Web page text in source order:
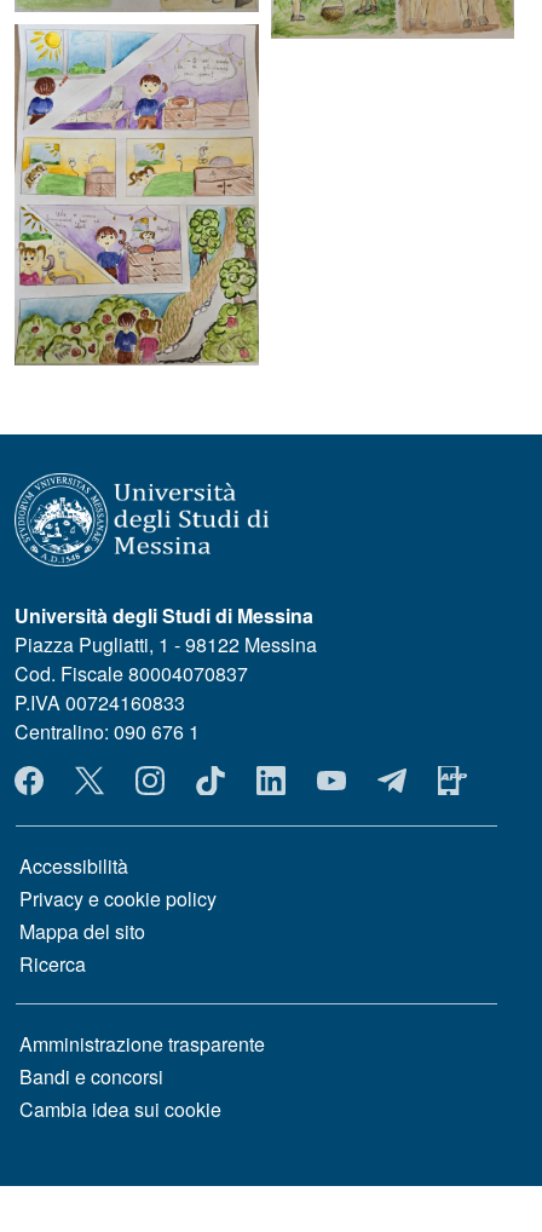
Università degli Studi di Messina
Piazza Pugliatti, 1 - 98122 Messina
Cod. Fiscale 80004070837
P.IVA 00724160833
Centralino: 090 676 1
MENÙ SOCIAL
MENÙ FOOTER 1
Accessibilità
Privacy e cookie policy
Mappa del sito
Ricerca
MENÙ FOOTER 2
Amministrazione trasparente
Bandi e concorsi
Cambia idea sui cookie